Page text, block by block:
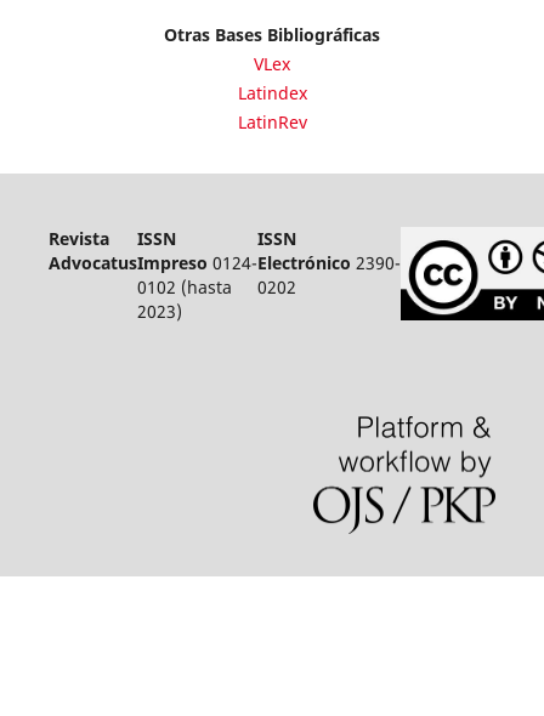
Otras Bases Bibliográficas
VLex
Latindex
LatinRev
Revista
Advocatus
ISSN
Impreso 0124-
0102 (hasta
2023)
ISSN
Electrónico 2390-
0202